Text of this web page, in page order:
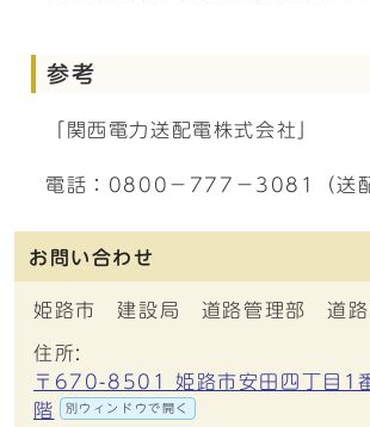
参考
「関西電力送配電株式会社」
電話：0800－777－3081（送配
お問い合わせ
姫路市 建設局 道路管理部 道路
住所:
〒670-8501 姫路市安田四丁目1
階
別ウィンドウで開く